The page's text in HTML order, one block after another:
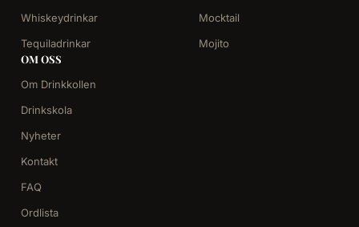
Whiskeydrinkar
Tequiladrinkar
Mocktail
Mojito
OM OSS
Om Drinkkollen
Drinkskola
Nyheter
Kontakt
FAQ
Ordlista